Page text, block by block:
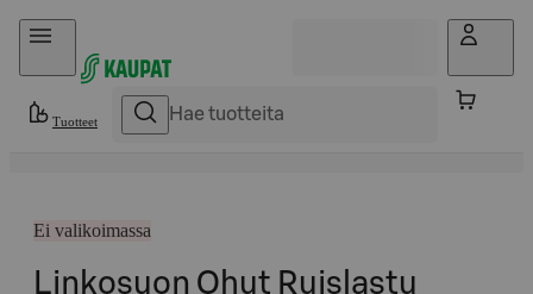
Hyppää sisältöön
Tuotteet
Ei valikoimassa
Linkosuon Ohut Ruislastu